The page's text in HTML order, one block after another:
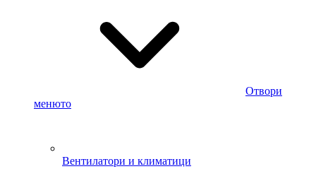
Отвори
менюто
Вентилатори и климатици